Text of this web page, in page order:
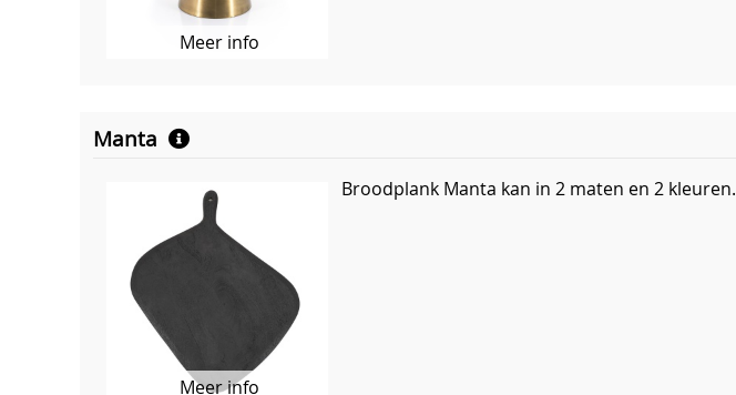
Meer info
Manta
Meer info
Broodplank Manta kan in 2 maten en 2 kleuren.